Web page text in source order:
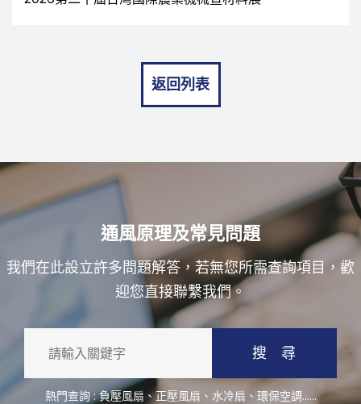
返回列表
通風原理及常見問題
我們在此設立許多問題解答，若無您所需查詢項目，歡
迎您直接聯繫我們。
搜 尋
熱門查詢 :負壓風扇 、正壓風扇 、 水冷扇 、 環保空調......